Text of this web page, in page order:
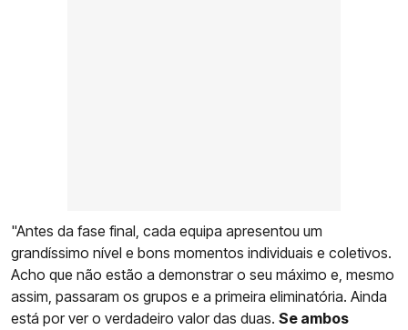
"Antes da fase final, cada equipa apresentou um
grandíssimo nível e bons momentos individuais e coletivos.
Acho que não estão a demonstrar o seu máximo e, mesmo
assim, passaram os grupos e a primeira eliminatória. Ainda
está por ver o verdadeiro valor das duas. Se ambos